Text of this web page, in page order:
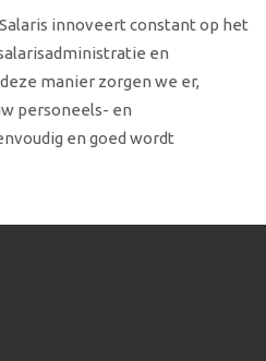
innoveert constant op het
en
manier zorgen we er,
personeels- en
en goed wordt